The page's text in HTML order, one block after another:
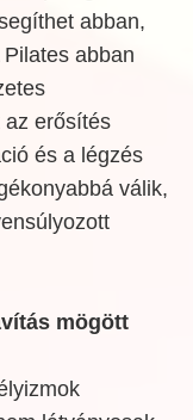
abban,
abban
az erősítés
és a légzés
válik,
mögött